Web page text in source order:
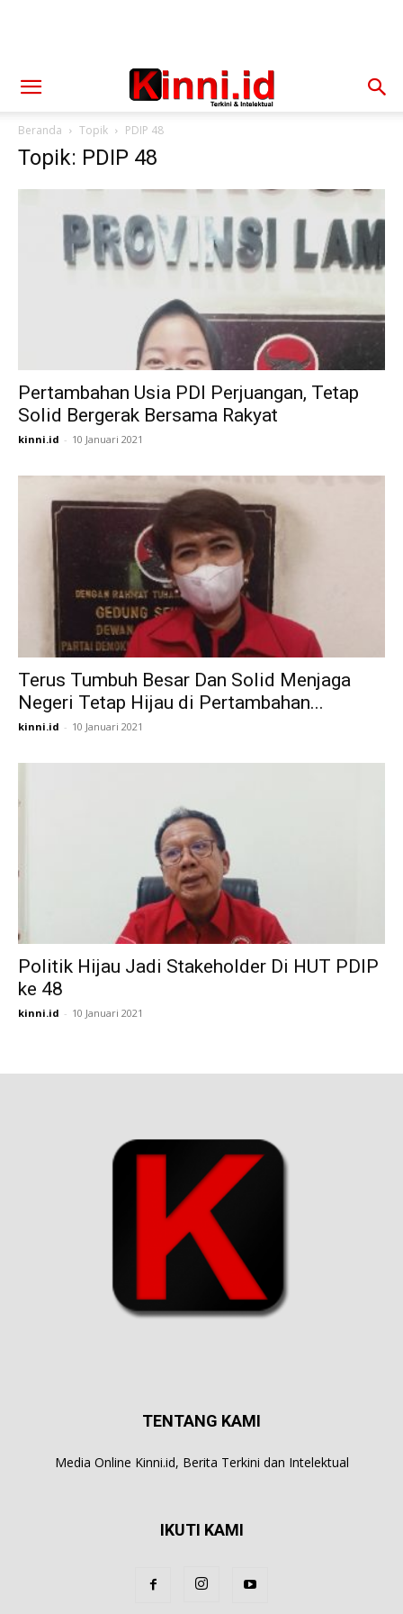
Beranda Topik PDIP 48
Topik: PDIP 48
Pertambahan Usia PDI Perjuangan, Tetap
Solid Bergerak Bersama Rakyat
kinni.id - 10 Januari 2021
Terus Tumbuh Besar Dan Solid Menjaga
Negeri Tetap Hijau di Pertambahan...
kinni.id - 10 Januari 2021
Politik Hijau Jadi Stakeholder Di HUT PDIP
ke 48
kinni.id - 10 Januari 2021
TENTANG KAMI
Media Online Kinni.id, Berita Terkini dan Intelektual
IKUTI KAMI